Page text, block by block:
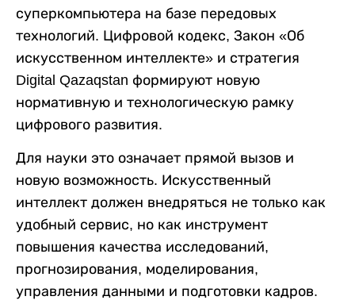
суперкомпьютера на базе передовых
технологий. Цифровой кодекс, Закон «Об
искусственном интеллекте» и стратегия
Digital Qazaqstan формируют новую
нормативную и технологическую рамку
цифрового развития.
Для науки это означает прямой вызов и
новую возможность. Искусственный
интеллект должен внедряться не только как
удобный сервис, но как инструмент
повышения качества исследований,
прогнозирования, моделирования,
управления данными и подготовки кадров.